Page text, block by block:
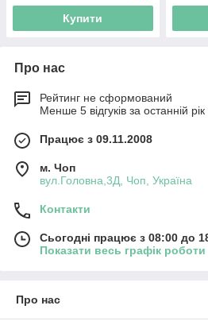
Купити
Про нас
Рейтинг не сформований
Менше 5 відгуків за останній рік
Працює з 09.11.2008
м. Чоп
вул.Головна,3Д, Чоп, Україна
Контакти
Сьогодні працює з 08:00 до
Показати весь графік роботи
Про нас